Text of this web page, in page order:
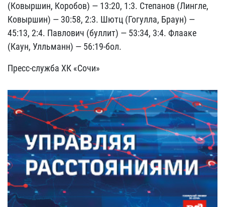
(Ковыршин, Коробов) — 13:20, 1:3. Степанов (Лингле,
Ковыршин) — 30:58, 2:3. Шютц (Гогулла, Браун) —
45:13, 2:4. Павлович (буллит) — 53:34, 3:4. Флааке
(Каун, Улльманн) — 56:19-бол.
Пресс-служба ХК «Сочи»